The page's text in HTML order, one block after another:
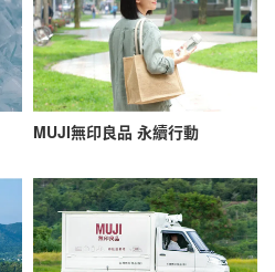
MUJI無印良品 永續行動